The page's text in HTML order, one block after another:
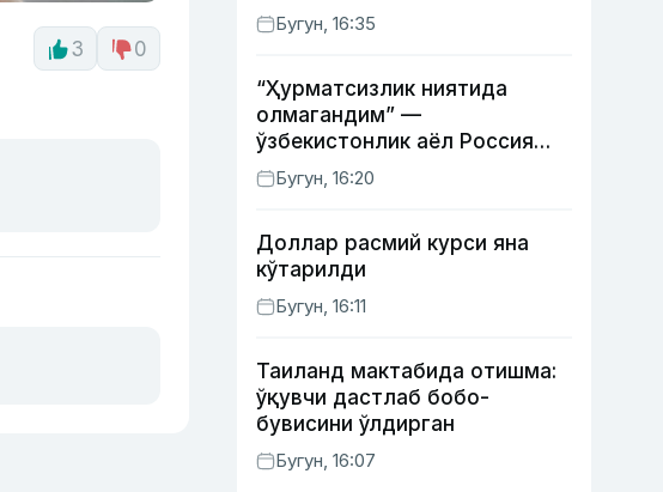
3 0
мумкин
Бугун, 16:35
“Ҳурматсизлик ниятида
олмагандим” —
ўзбекистонлик аёл Россия
давлат рамзлари туширилган
пояндоз ҳақида
Бугун, 16:20
Доллар расмий курси яна
кўтарилди
Бугун, 16:11
Таиланд мактабида отишма:
ўқувчи дастлаб бобо-
бувисини ўлдирган
Бугун, 16:07